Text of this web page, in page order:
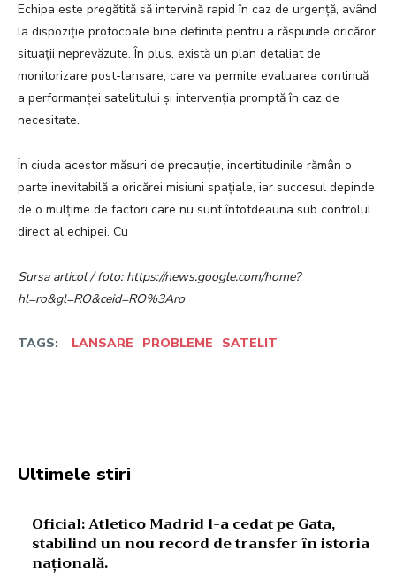
Echipa este pregătită să intervină rapid în caz de urgență, având
la dispoziție protocoale bine definite pentru a răspunde oricăror
situații neprevăzute. În plus, există un plan detaliat de
monitorizare post-lansare, care va permite evaluarea continuă
a performanței satelitului și intervenția promptă în caz de
necesitate.
În ciuda acestor măsuri de precauție, incertitudinile rămân o
parte inevitabilă a oricărei misiuni spațiale, iar succesul depinde
de o mulțime de factori care nu sunt întotdeauna sub controlul
direct al echipei. Cu
Sursa articol / foto: https://news.google.com/home?
hl=ro&gl=RO&ceid=RO%3Aro
TAGS: LANSARE PROBLEME SATELIT
Ultimele stiri
Oficial: Atletico Madrid l-a cedat pe Gata,
stabilind un nou record de transfer în istoria
națională.